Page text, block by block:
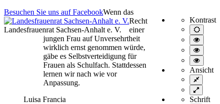
Besuchen Sie uns auf Facebook
Kontrast
Hoher
Hoher
Hoher
gelb/
Ansicht
Feste
Breite
Volle
Breite
Schrift
Landesfrauenrat Sachsen-Anhalt e. V.
Wenn das
Recht
einer
jungen Frau auf Unversehrtheit
wirklich ernst genommen würde,
gäbe es Selbstverteidigung für
Frauen als Schulfach. Stattdessen
lernen wir nach wie vor
Anpassung.
Luisa Francia